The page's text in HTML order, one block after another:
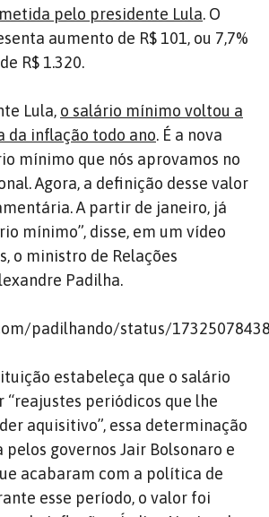
pelo presidente Lula. O
aumento de R$ 101, ou 7,7%
R$ 1.320.
Lula, o salário mínimo voltou a
da inflação todo ano. É a nova
mínimo que nós aprovamos no
Agora, a definição desse valor
A partir de janeiro, já
mínimo”, disse, em um vídeo
o ministro de Relações
Padilha.
padilhando/status/
estabeleça que o salário
“reajustes periódicos que lhe
aquisitivo”, essa determinação
governos Jair Bolsonaro e
acabaram com a política de
esse período, o valor foi